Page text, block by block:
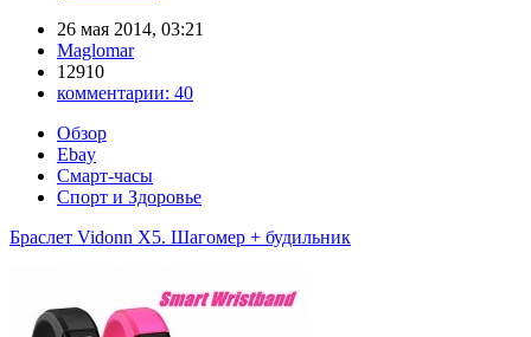
26 мая 2014, 03:21
Maglomar
12910
комментарии: 40
Обзор
Ebay
Смарт-часы
Спорт и Здоровье
Браслет Vidonn X5. Шагомер + будильник